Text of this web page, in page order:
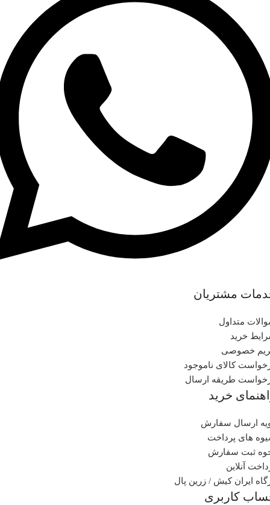
مشتریان
متداول
خرید
خصوصی
کالای ناموجود
طریقه ارسال
خرید
ارسال سفارش
های پرداخت
ثبت سفارش
آنلاین
ایران کیش / زرین پال
کاربری